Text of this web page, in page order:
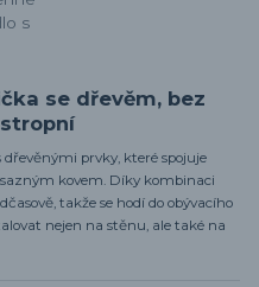
se dřevěm, bez
dřevěnými prvky, které spojuje
kovem. Díky kombinaci
takže se hodí do obývacího
nejen na stěnu, ale také na